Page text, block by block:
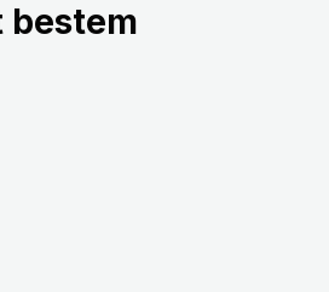
bestem